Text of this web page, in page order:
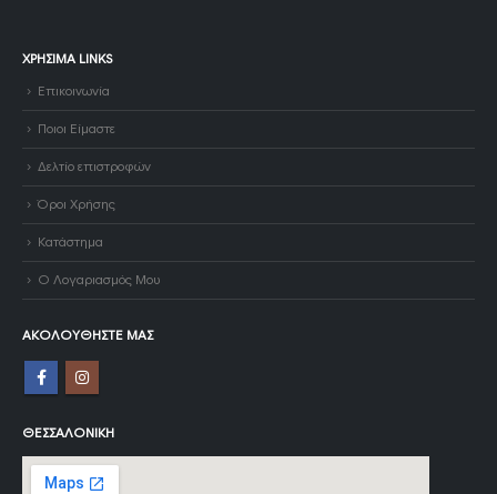
ΧΡΉΣΙΜΑ LINKS
Επικοινωνία
Ποιοι Είμαστε
Δελτίο επιστροφών
Όροι Χρήσης
Κατάστημα
Ο Λογαριασμός Μου
ΑΚΟΛΟΥΘΉΣΤΕ ΜΑΣ
ΘΕΣΣΑΛΟΝΊΚΗ